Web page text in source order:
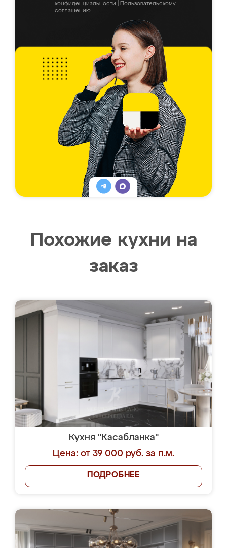
конфиденциальности
Пользовательскому
соглашению
Похожие кухни на
заказ
Кухня "Касабланка"
Цена: от 39 000 руб. за п.м.
ПОДРОБНЕЕ